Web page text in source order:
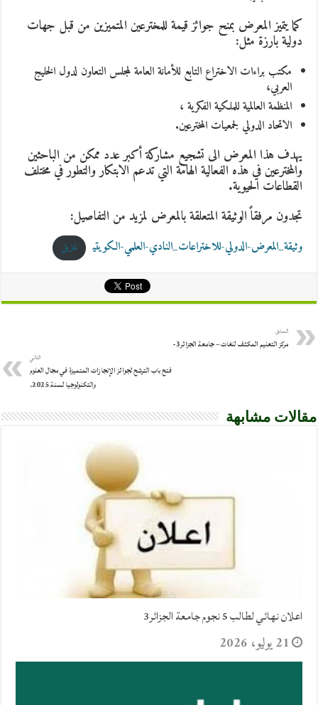
كما يتميز المعرض بمنح جوائز قيمة للمخترعين المتميزين من قبل جهات
دولية بارزة مثل:
مكتب براءات الاختراع التابع للأمانة العامة لمجلس التعاون لدول الخليج
العربي،
المنظمة العالمية للملكية الفكرية ،
الاتحاد الدولي لجمعيات المخترعين.
يهدف هذا المعرض الى تشجيع مشاركة أكبر عدد ممكن من الباحثين
والمخترعين في هذه الفعالية الهامة التي تدعم الابتكار والتطور في مختلف
القطاعات الحيوية.
تجدون مرفقاً الوثيقة المتعلقة بالمعرض لمزيد من التفاصيل:
وثيقة_المعرض-الدولي-للاختراعات_النادي-العلمي-الكويتي تنزيل
السابق
مركز التعليم المكثف للغات – جامعة الجزائر3-
التالي
فتح باب الترشح لجوائز الإنجازات المتميزة في مجال العلوم
والتكنولوجيا لسنة 2025.
مقالات مشابهة
اعلان نهائي لطالب 5 نجوم جامعة الجزائر3
21 يوليو، 2026